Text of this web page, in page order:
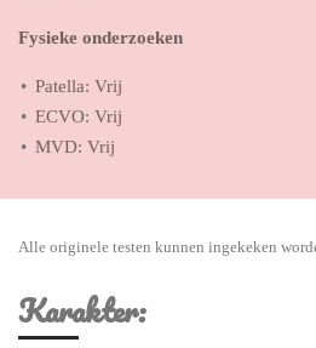
Fysieke onderzoeken
Patella: Vrij
ECVO: Vrij
MVD: Vrij
Alle originele testen kunnen ingekeken
Karakter: